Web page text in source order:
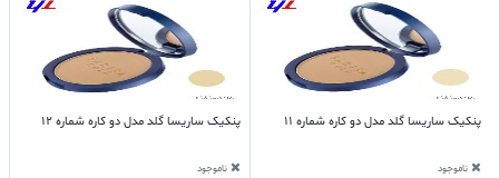
پنکیک ساریسا گلد مدل دو کاره شماره 11
ناموجود
پنکیک ساریسا گلد مدل دو کاره شماره 12
ناموجود